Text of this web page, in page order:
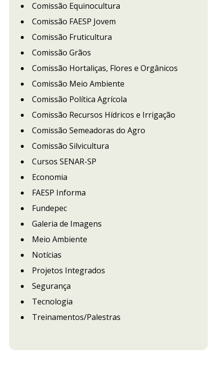
Comissão Equinocultura
Comissão FAESP Jovem
Comissão Fruticultura
Comissão Grãos
Comissão Hortaliças, Flores e Orgânicos
Comissão Meio Ambiente
Comissão Política Agrícola
Comissão Recursos Hídricos e Irrigação
Comissão Semeadoras do Agro
Comissão Silvicultura
Cursos SENAR-SP
Economia
FAESP Informa
Fundepec
Galeria de Imagens
Meio Ambiente
Notícias
Projetos Integrados
Segurança
Tecnologia
Treinamentos/Palestras